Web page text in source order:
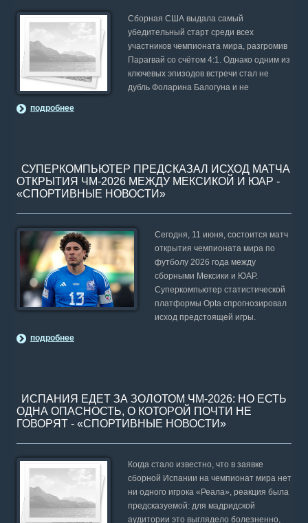
Сборная США выдала самый
убедительный старт среди всех
участников чемпионата мира, разгромив
Парагвай со счётом 4:1. Однако одним из
ключевых эпизодов встречи стал не
дубль Фоларина Балогуна и не
подробнее
СУПЕРКОМПЬЮТЕР ПРЕДСКАЗАЛ ИСХОД МАТЧА
ОТКРЫТИЯ ЧМ-2026 МЕЖДУ МЕКСИКОЙ И ЮАР -
«СПОРТИВНЫЕ НОВОСТИ»
Сегодня, 11 июня, состоится матч
открытия чемпионата мира по
футболу 2026 года между
сборными Мексики и ЮАР.
Суперкомпьютер статистической
платформы Opta спрогнозировал
исход предстоящей игры.
подробнее
ИСПАНИЯ ЕДЕТ ЗА ЗОЛОТОМ ЧМ-2026: НО ЕСТЬ
ОДНА ОПАСНОСТЬ, О КОТОРОЙ ПОЧТИ НЕ
ГОВОРЯТ - «СПОРТИВНЫЕ НОВОСТИ»
Когда стало известно, что в заявке
сборной Испании на чемпионат мира нет
ни одного игрока «Реала», реакция была
предсказуемой: для мадридской
аудитории это выглядело болезненно,